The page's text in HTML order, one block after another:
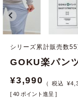
シリーズ累計販売数55
GOKU楽パン
¥3,990 ¥
[ 40 ポイント進呈 ]